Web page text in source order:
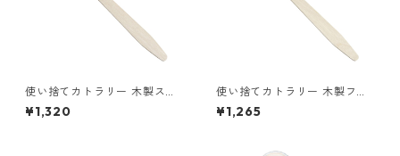
使い捨てカトラリー 木製スプ
ーン165 1袋（100本入）
¥1,320
使い捨てカトラリー 木製フォ
ーク165 1袋（100本入）
¥1,265